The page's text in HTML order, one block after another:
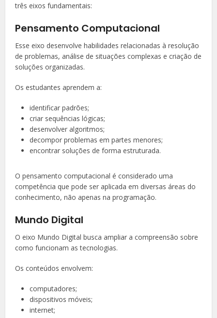
três eixos fundamentais:
Pensamento Computacional
Esse eixo desenvolve habilidades relacionadas à resolução
de problemas, análise de situações complexas e criação de
soluções organizadas.
Os estudantes aprendem a:
identificar padrões;
criar sequências lógicas;
desenvolver algoritmos;
decompor problemas em partes menores;
encontrar soluções de forma estruturada.
O pensamento computacional é considerado uma
competência que pode ser aplicada em diversas áreas do
conhecimento, não apenas na programação.
Mundo Digital
O eixo Mundo Digital busca ampliar a compreensão sobre
como funcionam as tecnologias.
Os conteúdos envolvem:
computadores;
dispositivos móveis;
internet;